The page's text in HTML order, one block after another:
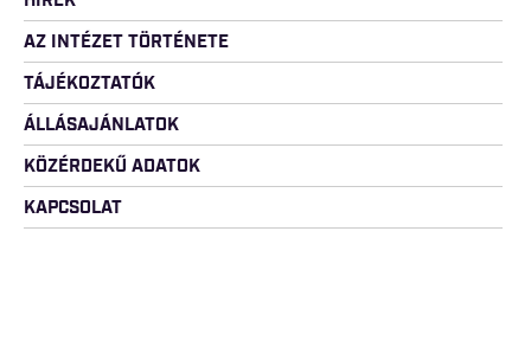
AZ INTÉZET TÖRTÉNETE
TÁJÉKOZTATÓK
ÁLLÁSAJÁNLATOK
KÖZÉRDEKŰ ADATOK
KAPCSOLAT